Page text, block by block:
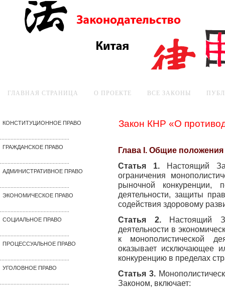
ГЛАВНАЯ СТРАНИЦА О ПРОЕКТЕ ВСЕ ЗАКОНЫ
КОНСТИТУЦИОННОЕ ПРАВО
ГРАЖДАНСКОЕ ПРАВО
АДМИНИСТРАТИВНОЕ ПРАВО
ЭКОНОМИЧЕСКОЕ ПРАВО
СОЦИАЛЬНОЕ ПРАВО
ПРОЦЕССУАЛЬНОЕ ПРАВО
УГОЛОВНОЕ ПРАВО
Закон КНР «О
Глава I. Общие положения
Статья 1. Настоящий
ограничения
рыночной конкуренции,
деятельности, защиты
содействия здоровому
Статья 2. Настоящий
деятельности в
к монополистической
оказывает исключающее
конкуренцию в пределах
Статья 3.
Законом, включает: